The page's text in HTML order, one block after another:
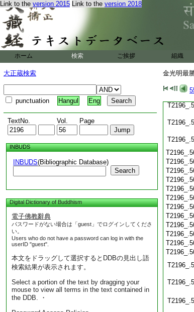
Link to the version 2015 Link to the version 2018
ホーム 検索 ご挨拶 組織
大正蔵検索
punctuation Hangul Eng
TextNo. Vol. Page
INBUDS
INBUDS(Bibliographic Database)
Search
Digital Dictionary of Buddhism
電子佛教辭典
パスワードがない場合は「guest」でログインしてくださ
い。
Users who do not have a password can log in with the
userID "guest".
本文をドラッグして選択するとDDBの見出し語
検索結果が表示されます。
Select a portion of the text by dragging your
mouse to view all terms in the text contained in
the DDB. ・
金光明最